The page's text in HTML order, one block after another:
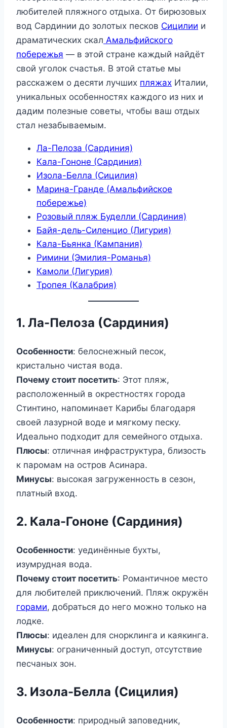
любителей пляжного отдыха. От бирюзовых
вод Сардинии до золотых песков Сицилии и
драматических скал Амальфийского
побережья — в этой стране каждый найдёт
свой уголок счастья. В этой статье мы
расскажем о десяти лучших пляжах Италии,
уникальных особенностях каждого из них и
дадим полезные советы, чтобы ваш отдых
стал незабываемым.
Ла-Пелоза (Сардиния)
Кала-Гононе (Сардиния)
Изола-Белла (Сицилия)
Марина-Гранде (Амальфийское
побережье)
Розовый пляж Буделли (Сардиния)
Байя-дель-Силенцио (Лигурия)
Кала-Бьянка (Кампания)
Римини (Эмилия-Романья)
Камоли (Лигурия)
Тропея (Калабрия)
1. Ла-Пелоза (Сардиния)
Особенности: белоснежный песок,
кристально чистая вода.
Почему стоит посетить: Этот пляж,
расположенный в окрестностях города
Стинтино, напоминает Карибы благодаря
своей лазурной воде и мягкому песку.
Идеально подходит для семейного отдыха.
Плюсы: отличная инфраструктура, близость
к паромам на остров Асинара.
Минусы: высокая загруженность в сезон,
платный вход.
2. Кала-Гононе (Сардиния)
Особенности: уединённые бухты,
изумрудная вода.
Почему стоит посетить: Романтичное место
для любителей приключений. Пляж окружён
горами, добраться до него можно только на
лодке.
Плюсы: идеален для снорклинга и каякинга.
Минусы: ограниченный доступ, отсутствие
песчаных зон.
3. Изола-Белла (Сицилия)
Особенности: природный заповедник,